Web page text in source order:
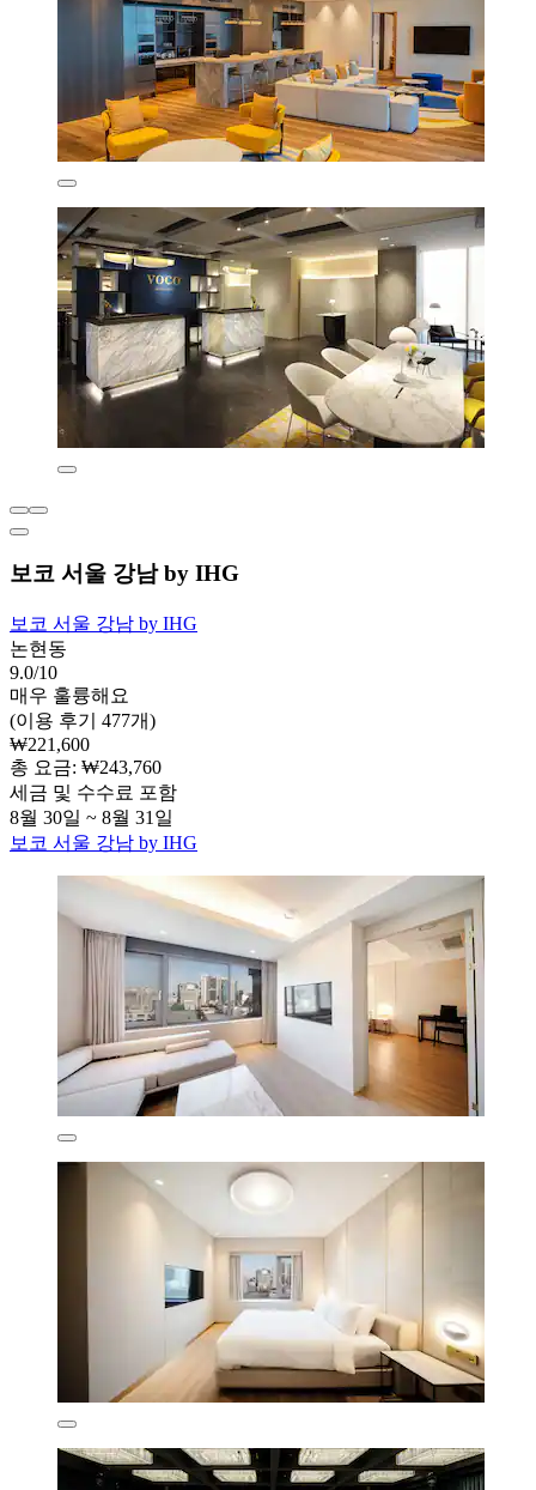
보코 서울 강남 by IHG
보코 서울 강남 by IHG
논현동
9.0/10
매우 훌륭해요
(이용 후기 477개)
₩221,600
총 요금: ₩243,760
세금 및 수수료 포함
8월 30일 ~ 8월 31일
보코 서울 강남 by IHG